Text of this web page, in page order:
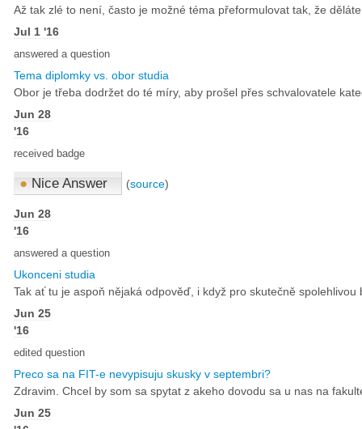
Až tak zlé to není, často je možné téma přeformulovat tak, že
Jul 1 '16
answered a question
Tema diplomky vs. obor studia
Obor je třeba dodržet do té míry, aby prošel přes schvalovatele
Jun 28
'16
received badge
● Nice Answer (source)
Jun 28
'16
answered a question
Ukonceni studia
Tak ať tu je aspoň nějaká odpověď, i když pro skutečně
Jun 25
'16
edited question
Preco sa na FIT-e nevypisuju skusky v septembri?
Zdravim. Chcel by som sa spytat z akeho dovodu sa u nas na
Jun 25